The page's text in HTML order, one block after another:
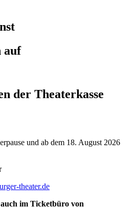
auf
der Theaterkasse
und ab dem 18. August 2026
theater.de
im Ticketbüro von